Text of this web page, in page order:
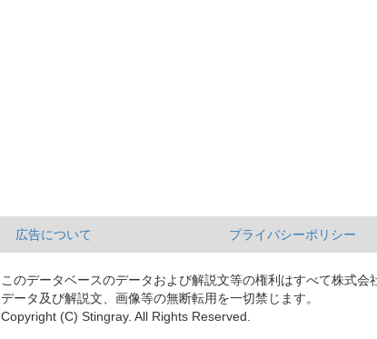
広告について プライバシーポリシー
このデータベースのデータおよび解説文等の権利はすべて株式会
データ及び解説文、画像等の無断転用を一切禁じます。
Copyright (C) Stingray. All Rights Reserved.